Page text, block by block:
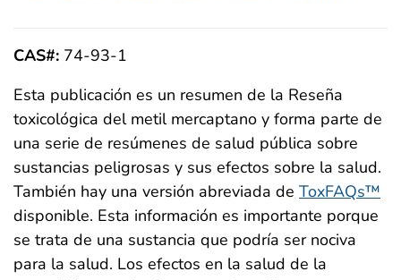
CAS#: 74-93-1
Esta publicación es un resumen de la Reseña
toxicológica del metil mercaptano y forma parte de
una serie de resúmenes de salud pública sobre
sustancias peligrosas y sus efectos sobre la salud.
También hay una versión abreviada de ToxFAQs™
disponible. Esta información es importante porque
se trata de una sustancia que podría ser nociva
para la salud. Los efectos en la salud de la